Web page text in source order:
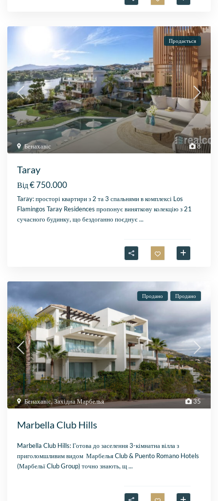
8
Бенахавіс
Продається
Taray
Від€ 750.000
Taray: просторі квартири з 2 та 3 спальнями в комплексі Los
Flamingos Taray Residences пропонує виняткову колекцію з 21
сучасного будинку, що бездоганно поєднує...
35
Бенахавіс,Західна Марбелья
Продано Продано
Marbella Club Hills
Marbella Club Hills: Готова до заселення 3-кімнатна вілла з
приголомшливим видом Марбелья Club & Puento Romano Hotels
(Марбельї Club Group) точно знають, щ...